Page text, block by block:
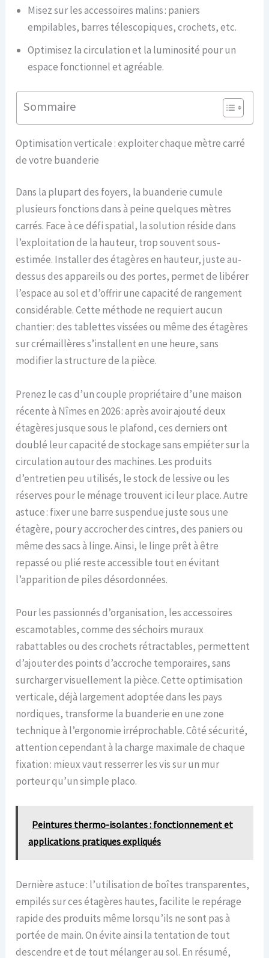
Misez sur les accessoires malins : paniers
empilables, barres télescopiques, crochets, etc.
Optimisez la circulation et la luminosité pour un
espace fonctionnel et agréable.
Sommaire
Optimisation verticale : exploiter chaque mètre carré
de votre buanderie
Dans la plupart des foyers, la buanderie cumule
plusieurs fonctions dans à peine quelques mètres
carrés. Face à ce défi spatial, la solution réside dans
l’exploitation de la hauteur, trop souvent sous-
estimée. Installer des étagères en hauteur, juste au-
dessus des appareils ou des portes, permet de libérer
l’espace au sol et d’offrir une capacité de rangement
considérable. Cette méthode ne requiert aucun
chantier : des tablettes vissées ou même des étagères
sur crémaillères s’installent en une heure, sans
modifier la structure de la pièce.
Prenez le cas d’un couple propriétaire d’une maison
récente à Nîmes en 2026 : après avoir ajouté deux
étagères jusque sous le plafond, ces derniers ont
doublé leur capacité de stockage sans empiéter sur la
circulation autour des machines. Les produits
d’entretien peu utilisés, le stock de lessive ou les
réserves pour le ménage trouvent ici leur place. Autre
astuce : fixer une barre suspendue juste sous une
étagère, pour y accrocher des cintres, des paniers ou
même des sacs à linge. Ainsi, le linge prêt à être
repassé ou plié reste accessible tout en évitant
l’apparition de piles désordonnées.
Pour les passionnés d’organisation, les accessoires
escamotables, comme des séchoirs muraux
rabattables ou des crochets rétractables, permettent
d’ajouter des points d’accroche temporaires, sans
surcharger visuellement la pièce. Cette optimisation
verticale, déjà largement adoptée dans les pays
nordiques, transforme la buanderie en une zone
technique à l’ergonomie irréprochable. Côté sécurité,
attention cependant à la charge maximale de chaque
fixation : mieux vaut resserrer les vis sur un mur
porteur qu’un simple placo.
Peintures thermo-isolantes : fonctionnement et
applications pratiques expliqués
Dernière astuce : l’utilisation de boîtes transparentes,
empilés sur ces étagères hautes, facilite le repérage
rapide des produits même lorsqu’ils ne sont pas à
portée de main. On évite ainsi la tentation de tout
descendre et de tout mélanger au sol. En résumé,